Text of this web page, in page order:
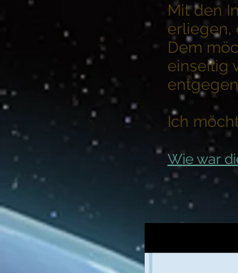
Mit den
erliegen,
Dem
einseitig
Ich
Wie war